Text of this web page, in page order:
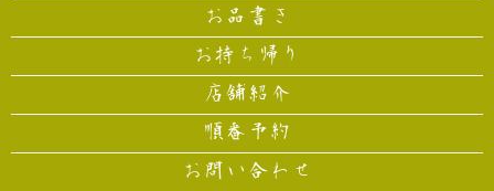
お品書き
お持ち帰り
店舗紹介
順番予約
お問い合わせ